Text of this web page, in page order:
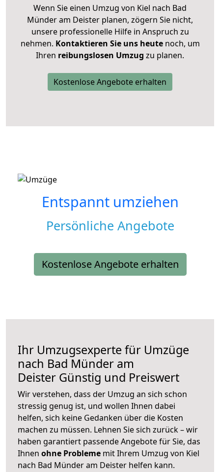
Wenn Sie einen Umzug von Kiel nach Bad
Münder am Deister planen, zögern Sie nicht,
unsere professionelle Hilfe in Anspruch zu
nehmen. Kontaktieren Sie uns heutenoch, um
Ihren reibungslosen Umzug zu planen.
Kostenlose Angebote erhalten
Entspannt umziehen
Persönliche Angebote
Kostenlose Angebote erhalten
Ihr Umzugsexperte für Umzüge
nach Bad Münder am
Deister Günstig und Preiswert
Wir verstehen, dass der Umzug an sich schon
stressig genug ist, und wollen Ihnen dabei
helfen, sich keine Gedanken über die Kosten
machen zu müssen. Lehnen Sie sich zurück – wir
haben garantiert passende Angebote für Sie, das
Ihnen ohne Probleme mit Ihrem Umzug von Kiel
nach Bad Münder am Deister helfen kann.